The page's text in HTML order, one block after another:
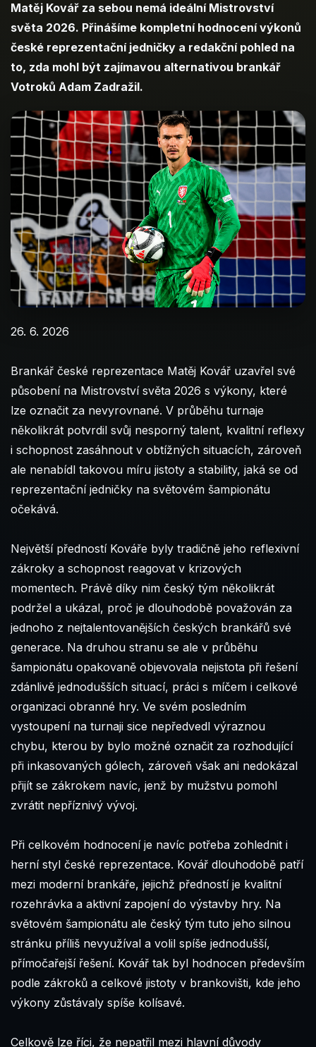
Matěj Kovář za sebou nemá ideální Mistrovství
světa 2026. Přinášíme kompletní hodnocení výkonů
české reprezentační jedničky a redakční pohled na
to, zda mohl být zajímavou alternativou brankář
Votroků Adam Zadražil.
26. 6. 2026
Brankář české reprezentace Matěj Kovář uzavřel své
působení na Mistrovství světa 2026 s výkony, které
lze označit za nevyrovnané. V průběhu turnaje
několikrát potvrdil svůj nesporný talent, kvalitní reflexy
i schopnost zasáhnout v obtížných situacích, zároveň
ale nenabídl takovou míru jistoty a stability, jaká se od
reprezentační jedničky na světovém šampionátu
očekává.
Největší předností Kováře byly tradičně jeho reflexivní
zákroky a schopnost reagovat v krizových
momentech. Právě díky nim český tým několikrát
podržel a ukázal, proč je dlouhodobě považován za
jednoho z nejtalentovanějších českých brankářů své
generace. Na druhou stranu se ale v průběhu
šampionátu opakovaně objevovala nejistota při řešení
zdánlivě jednodušších situací, práci s míčem i celkové
organizaci obranné hry. Ve svém posledním
vystoupení na turnaji sice nepředvedl výraznou
chybu, kterou by bylo možné označit za rozhodující
při inkasovaných gólech, zároveň však ani nedokázal
přijít se zákrokem navíc, jenž by mužstvu pomohl
zvrátit nepříznivý vývoj.
Při celkovém hodnocení je navíc potřeba zohlednit i
herní styl české reprezentace. Kovář dlouhodobě patří
mezi moderní brankáře, jejichž předností je kvalitní
rozehrávka a aktivní zapojení do výstavby hry. Na
světovém šampionátu ale český tým tuto jeho silnou
stránku příliš nevyužíval a volil spíše jednodušší,
přímočařejší řešení. Kovář tak byl hodnocen především
podle zákroků a celkové jistoty v brankovišti, kde jeho
výkony zůstávaly spíše kolísavé.
Celkově lze říci, že nepatřil mezi hlavní důvody